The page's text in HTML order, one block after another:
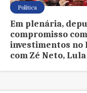
Política
Em plenária,
compromisso
investimentos no
com Zé Neto,